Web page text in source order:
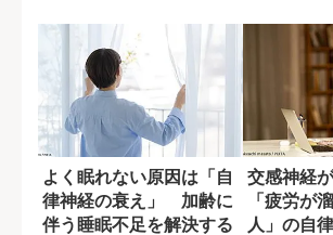
よく眠れない原因は「自
律神経の衰え」 加齢に
伴う睡眠不足を解決する
交感神経
「疲労が
人」の自